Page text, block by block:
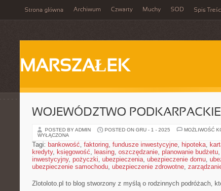
Strona główna Archiwum Czwarty Muchy SOD Spis
MARSZAŁEK
WOJEWÓDZTWO
POSTED BY ADMIN POSTED ON GRU - 1 - 2025
MOŻLIWOŚĆ
WYŁĄCZONA
Tagi: bankowość, faktoring, fundusze inwestycyjne, hipoteka,
kredyty, księgowość, leasing, oszczędzanie, planowanie budżetu
inwestycyjny, pożyczki, ubezpieczenia, ubezpieczenie domu,
ubezpieczenie samochodu, ubezpieczenie zdrowotne,
Zlotoloto.pl to blog stworzony z myślą o rodzinnych podróżach,